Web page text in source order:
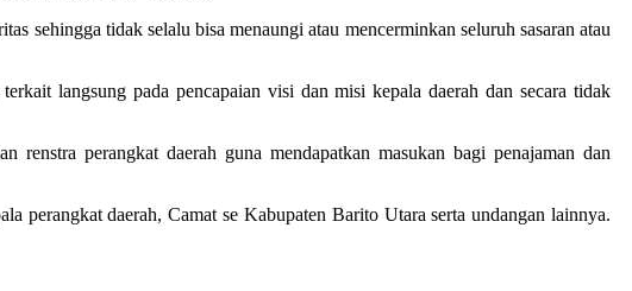
sehingga tidak selalu bisa menaungi atau mencerminkan seluruh sasaran atau
langsung pada pencapaian visi dan misi kepala daerah dan secara tidak
renstra perangkat daerah guna mendapatkan masukan bagi penajaman dan
daerah, Camat se Kabupaten Barito Utara serta undangan lainnya.